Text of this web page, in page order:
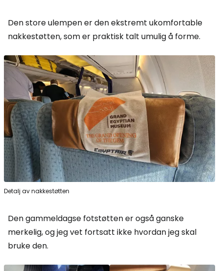
Den store ulempen er den ekstremt ukomfortable
nakkestøtten, som er praktisk talt umulig å forme.
Detalj av nakkestøtten
Den gammeldagse fotstøtten er også ganske
merkelig, og jeg vet fortsatt ikke hvordan jeg skal
bruke den.